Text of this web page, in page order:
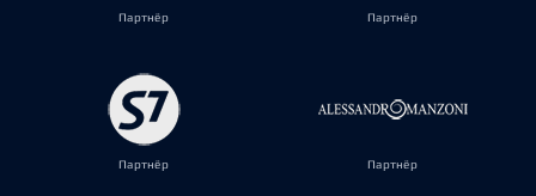
Партнёр Партнёр
Партнёр Партнёр